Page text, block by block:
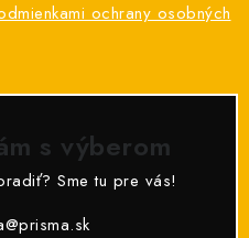
ochrany osobných
s výberom
Sme tu pre vás!
@prisma.sk